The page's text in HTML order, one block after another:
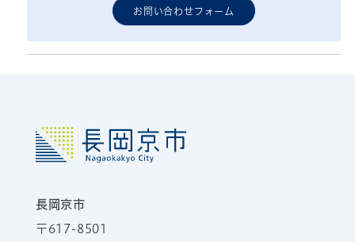
お問い合わせフォーム
長岡京市
〒617-8501